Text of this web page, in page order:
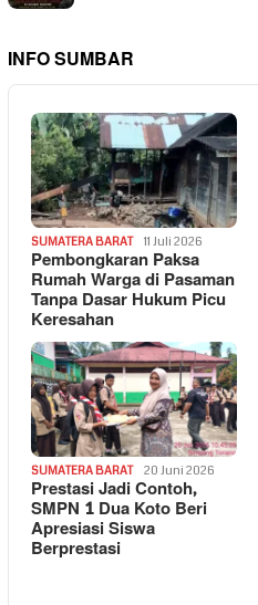
INFO SUMBAR
SUMATERA BARAT 11 Juli 2026
Pembongkaran Paksa
Rumah Warga di Pasaman
Tanpa Dasar Hukum Picu
Keresahan
SUMATERA BARAT 20 Juni 2026
Prestasi Jadi Contoh,
SMPN 1 Dua Koto Beri
Apresiasi Siswa
Berprestasi